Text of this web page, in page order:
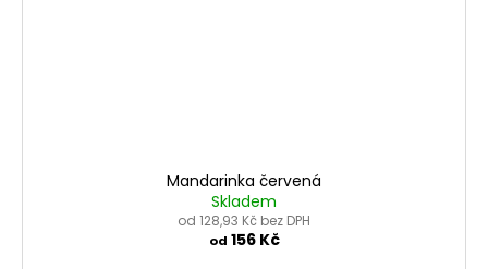
Mandarinka červená
Skladem
od 128,93 Kč bez DPH
od 156 Kč